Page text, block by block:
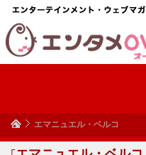
エマニュエル・ベルコ